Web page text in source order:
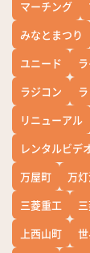
マーチング
みなとまつり
ユニード
ラジコン
リニューアル
レンタルビデ
万屋町
万
三菱重工
上西山町